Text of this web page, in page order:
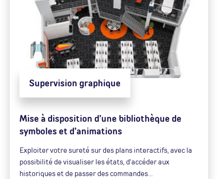
Supervision graphique
Mise à disposition d’une bibliothèque de
symboles et d’animations
Exploiter votre sureté sur des plans interactifs, avec la
possibilité de visualiser les états, d'accéder aux
historiques et de passer des commandes…